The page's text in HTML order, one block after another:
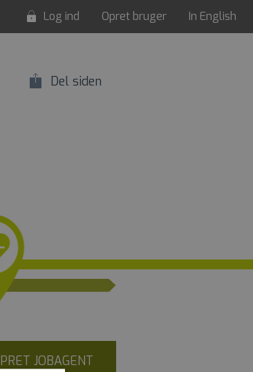
Log ind Opret bruger In English
Del siden
JOBAGENT